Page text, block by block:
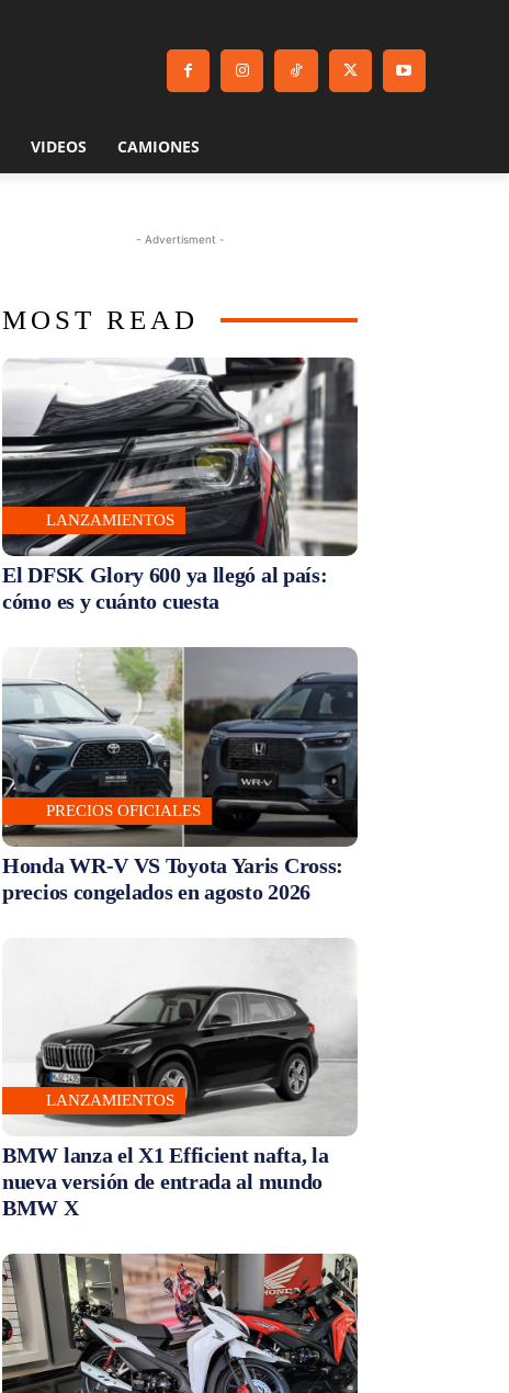
VIDEOS CAMIONES
- Advertisment -
MOST READ
LANZAMIENTOS
El DFSK Glory 600 ya llegó al país:
cómo es y cuánto cuesta
PRECIOS OFICIALES
Honda WR-V VS Toyota Yaris Cross:
precios congelados en agosto 2026
LANZAMIENTOS
BMW lanza el X1 Efficient nafta, la
nueva versión de entrada al mundo
BMW X